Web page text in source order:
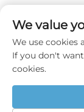
Chiny
Tel.:+86-
E-mail:
Copyright ©
We value
We use cookies
If you don't
cookies.